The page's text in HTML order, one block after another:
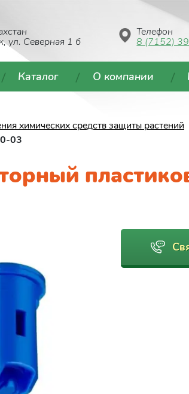
ул. Северная 1 б
Телефон
8 (7152)
Каталог О компании
химических средств защиты растений
03